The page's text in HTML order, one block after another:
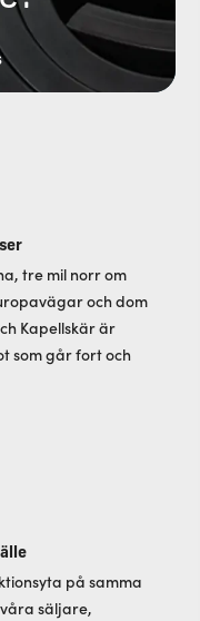
tre mil norr om
och dom
Kapellskär är
som går fort och
på samma
säljare,